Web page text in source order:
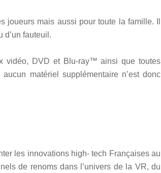
joueurs mais aussi pour toute la famille. Il
d’un fauteuil.
vidéo, DVD et Blu-ray™ ainsi que toutes
matériel supplémentaire n’est donc
les innovations high- tech Françaises au
de renoms dans l’univers de la VR, du